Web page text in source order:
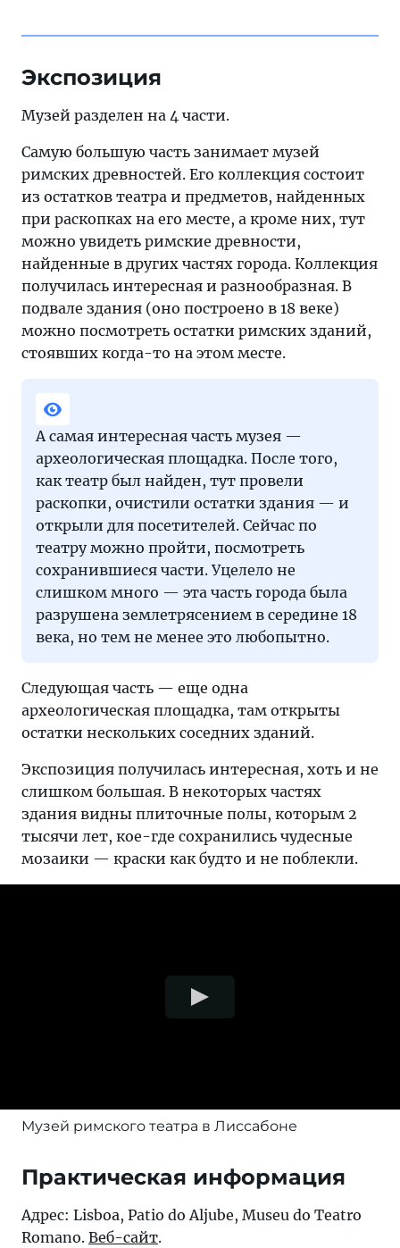
Экспозиция
Музей разделен на 4 части.
Самую большую часть занимает музей
римских древностей. Его коллекция состоит
из остатков театра и предметов, найденных
при раскопках на его месте, а кроме них, тут
можно увидеть римские древности,
найденные в других частях города. Коллекция
получилась интересная и разнообразная. В
подвале здания (оно построено в 18 веке)
можно посмотреть остатки римских зданий,
стоявших когда-то на этом месте.
А самая интересная часть музея —
археологическая площадка. После того,
как театр был найден, тут провели
раскопки, очистили остатки здания — и
открыли для посетителей. Сейчас по
театру можно пройти, посмотреть
сохранившиеся части. Уцелело не
слишком много — эта часть города была
разрушена землетрясением в середине 18
века, но тем не менее это любопытно.
Следующая часть — еще одна
археологическая площадка, там открыты
остатки нескольких соседних зданий.
Экспозиция получилась интересная, хоть и не
слишком большая. В некоторых частях
здания видны плиточные полы, которым 2
тысячи лет, кое-где сохранились чудесные
мозаики — краски как будто и не поблекли.
Музей римского театра в Лиссабоне
Практическая информация
Адрес: Lisboa, Patio do Aljube, Museu do Teatro
Romano. Веб-сайт.